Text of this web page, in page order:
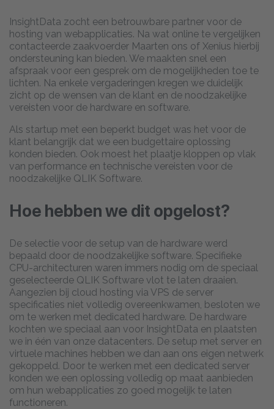
InsightData zocht een betrouwbare partner voor de
hosting van webapplicaties. Na wat online te vergelijken
contacteerde zaakvoerder Maarten ons of Xenius hierbij
ondersteuning kan bieden. We maakten snel een
afspraak voor een gesprek om de mogelijkheden toe te
lichten. Na enkele vergaderingen kregen we duidelijk
zicht op de wensen van de klant en de noodzakelijke
vereisten voor de hardware en software.
Als startup met een beperkt budget was het voor de
klant belangrijk dat we een budgettaire oplossing
konden bieden. Ook moest het plaatje kloppen op vlak
van performance en technische vereisten voor de
noodzakelijke QLIK Software.
Hoe hebben we dit opgelost?
De selectie voor de setup van de hardware werd
bepaald door de noodzakelijke software. Specifieke
CPU-architecturen waren immers nodig om de speciaal
geselecteerde QLIK Software vlot te laten draaien.
Aangezien bij cloud hosting via VPS de server
specificaties niet volledig overeenkwamen, besloten we
om te werken met dedicated hardware. De hardware
kochten we speciaal aan voor InsightData en plaatsten
we in één van onze datacenters. De setup met server en
virtuele machines hebben we dan aan ons eigen netwerk
gekoppeld. Door te werken met een dedicated server
konden we een oplossing volledig op maat aanbieden
om hun webapplicaties zo goed mogelijk te laten
functioneren.